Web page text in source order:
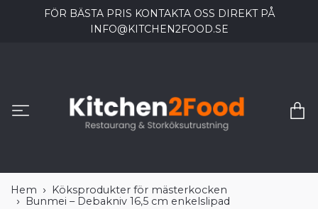
FÖR BÄSTA PRIS KONTAKTA OSS DIREKT PÅ
INFO@KITCHEN2FOOD.SE
Hem
Köksprodukter för mästerkocken
Bunmei – Debakniv 16,5 cm enkelslipad